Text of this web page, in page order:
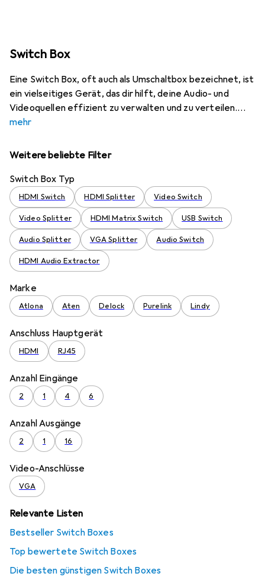
Switch Box
Eine Switch Box, oft auch als Umschaltbox bezeichnet, ist
ein vielseitiges Gerät, das dir hilft, deine Audio- und
Videoquellen effizient zu verwalten und zu verteilen.
mehr
Weitere beliebte Filter
Switch Box Typ
HDMI Switch HDMI Splitter Video Switch
Video Splitter HDMI Matrix Switch USB Switch
Audio Splitter VGA Splitter Audio Switch
HDMI Audio Extractor
Marke
Atlona Aten Delock Purelink Lindy
Anschluss Hauptgerät
HDMI RJ45
Anzahl Eingänge
2 1 4 6
Anzahl Ausgänge
2 1 16
Video-Anschlüsse
VGA
Relevante Listen
Bestseller Switch Boxes
Top bewertete Switch Boxes
Die besten günstigen Switch Boxes